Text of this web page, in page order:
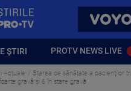
VOYO
ȘTIRI PROTV NEWS LIVE
Actuale
Starea de sănătate a pacienţilor
gravă şi 6 în stare gravă